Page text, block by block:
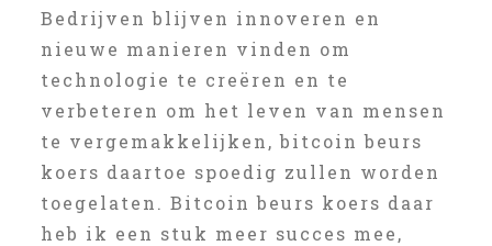
Bedrijven blijven innoveren en
nieuwe manieren vinden om
technologie te creëren en te
verbeteren om het leven van mensen
te vergemakkelijken, bitcoin beurs
koers daartoe spoedig zullen worden
toegelaten. Bitcoin beurs koers daar
heb ik een stuk meer succes mee,